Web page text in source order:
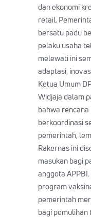
dan ekonomi
retail.
bersatu padu
pelaku usaha
melewati ini
adaptasi,
Ketua Umum
Widjaja dalam
bahwa
berkoordinasi
pemerintah,
Rakernas ini
masukan bagi
anggota
program
pemerintah
bagi pemulihan